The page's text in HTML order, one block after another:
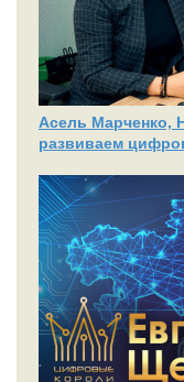
Асель Марченко,
развиваем